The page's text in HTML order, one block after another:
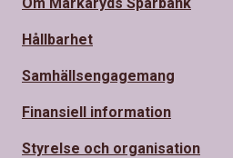
Hållbarhet
Samhällsengagemang
Finansiell information
Styrelse och organisation